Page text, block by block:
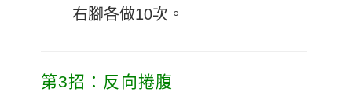
右腳各做10次。
第3招：反向捲腹